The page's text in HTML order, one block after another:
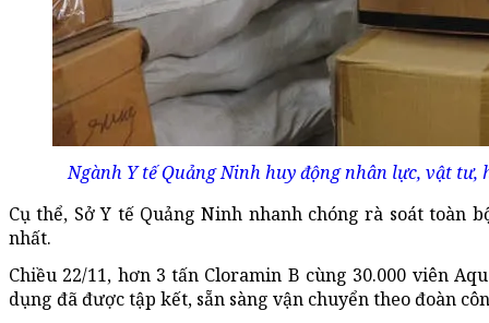
Ngành Y tế Quảng Ninh huy động nhân lực, vật
Cụ thể, Sở Y tế Quảng Ninh nhanh chóng rà soát
nhất.
Chiều 22/11, hơn 3 tấn Cloramin B cùng 30.000 viên
dụng đã được tập kết, sẵn sàng vận chuyển theo đoàn